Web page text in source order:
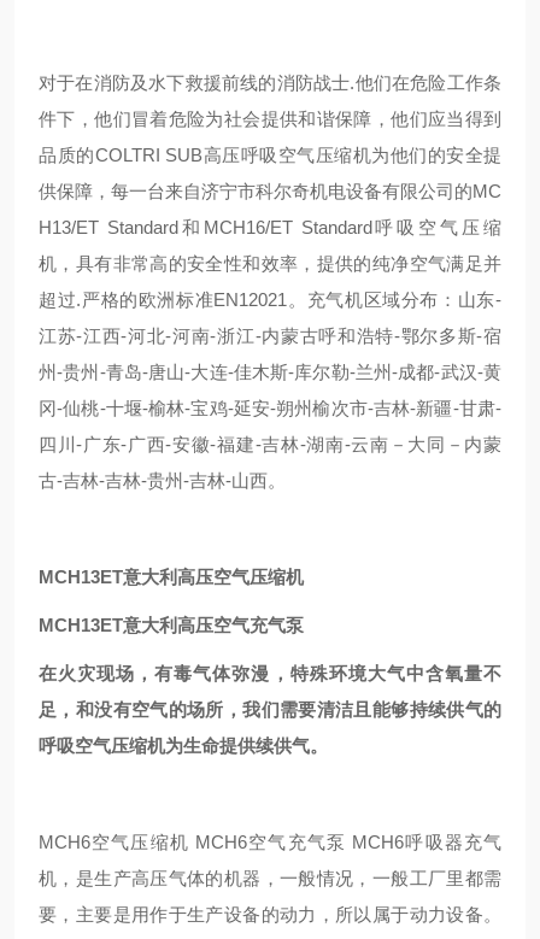
对于在消防及水下救援前线的消防战士.他们在危险工作条
件下，他们冒着危险为社会提供和谐保障，他们应当得到
品质的COLTRI SUB高压呼吸空气压缩机为他们的安全提
供保障，每一台来自济宁市科尔奇机电设备有限公司的MC
H13/ET Standard和MCH16/ET Standard呼吸空气压缩
机，具有非常高的安全性和效率，提供的纯净空气满足并
超过.严格的欧洲标准EN12021。充气机区域分布：山东-
江苏-江西-河北-河南-浙江-内蒙古呼和浩特-鄂尔多斯-宿
州-贵州-青岛-唐山-大连-佳木斯-库尔勒-兰州-成都-武汉-黄
冈-仙桃-十堰-榆林-宝鸡-延安-朔州榆次市-吉林-新疆-甘肃-
四川-广东-广西-安徽-福建-吉林-湖南-云南－大同－内蒙
古-吉林-吉林-贵州-吉林-山西。
MCH13ET意大利高压空气压缩机
MCH13ET意大利高压空气充气泵
在火灾现场，有毒气体弥漫，特殊环境大气中含氧量不
足，和没有空气的场所，我们需要清洁且能够持续供气的
呼吸空气压缩机为生命提供续供气。
MCH6空气压缩机 MCH6空气充气泵 MCH6呼吸器充气
机，是生产高压气体的机器，一般情况，一般工厂里都需
要，主要是用作于生产设备的动力，所以属于动力设备。